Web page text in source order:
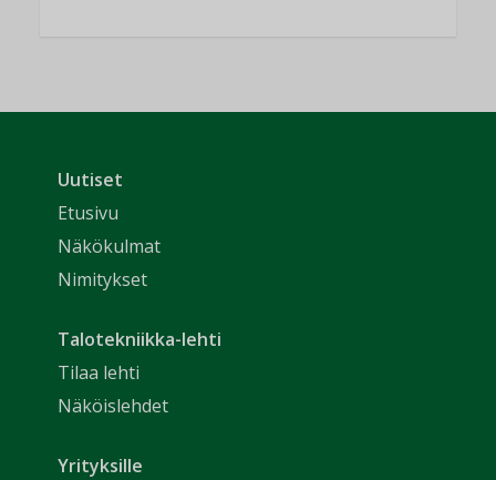
Uutiset
Etusivu
Näkökulmat
Nimitykset
Talotekniikka-lehti
Tilaa lehti
Näköislehdet
Yrityksille